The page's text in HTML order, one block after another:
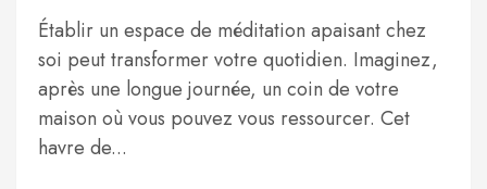
Établir un espace de méditation apaisant chez
soi peut transformer votre quotidien. Imaginez,
après une longue journée, un coin de votre
maison où vous pouvez vous ressourcer. Cet
havre de...